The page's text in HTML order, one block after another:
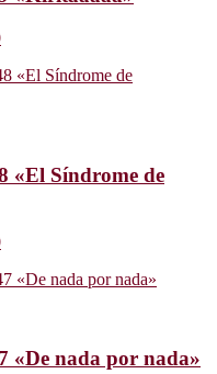
«El Síndrome de
«De nada por nada»